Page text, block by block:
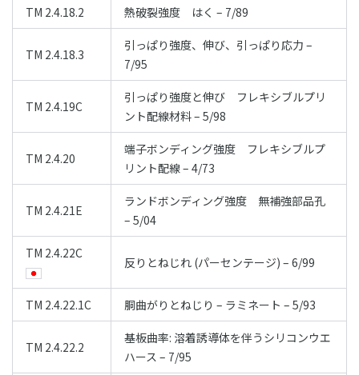
TM 2.4.18.2 熱破裂強度 はく – 7/89
TM 2.4.18.3
引っぱり強度、伸び、引っぱり応力 –
7/95
TM 2.4.19C
引っぱり強度と伸び フレキシブルプリ
ント配線材料 – 5/98
TM 2.4.20
端子ボンディング強度 フレキシブルプ
リント配線 – 4/73
TM 2.4.21E
ランドボンディング強度 無補強部品孔
– 5/04
TM 2.4.22C
反りとねじれ (パーセンテージ) – 6/99
TM 2.4.22.1C 胴曲がりとねじり – ラミネート – 5/93
TM 2.4.22.2
基板曲率: 溶着誘導体を伴うシリコンウエ
ハース – 7/95